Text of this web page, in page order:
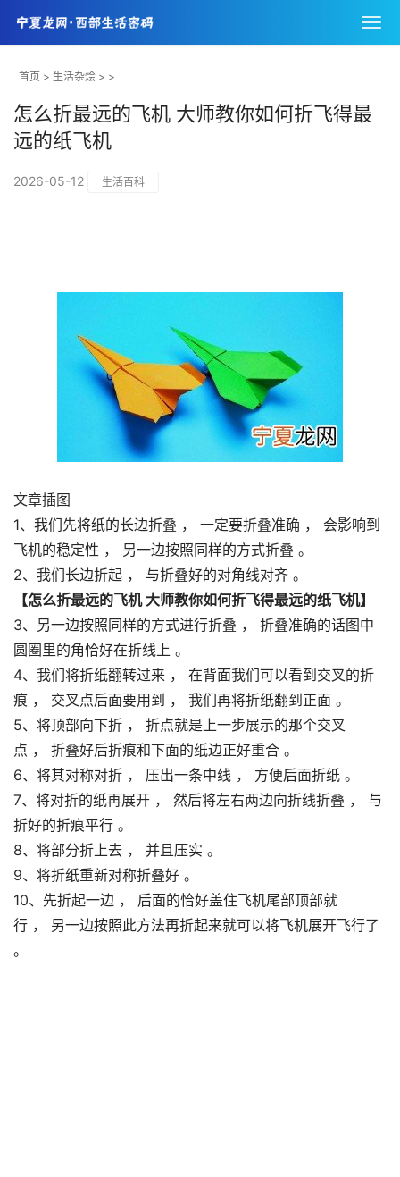
首页 > 生活杂烩 > >
怎么折最远的飞机 大师教你如何折飞得最
远的纸飞机
2026-05-12 生活百科
文章插图
1、我们先将纸的长边折叠 ， 一定要折叠准确 ， 会影响到
飞机的稳定性 ， 另一边按照同样的方式折叠 。
2、我们长边折起 ， 与折叠好的对角线对齐 。
【怎么折最远的飞机 大师教你如何折飞得最远的纸飞机】
3、另一边按照同样的方式进行折叠 ， 折叠准确的话图中
圆圈里的角恰好在折线上 。
4、我们将折纸翻转过来 ， 在背面我们可以看到交叉的折
痕 ， 交叉点后面要用到 ， 我们再将折纸翻到正面 。
5、将顶部向下折 ， 折点就是上一步展示的那个交叉
点 ， 折叠好后折痕和下面的纸边正好重合 。
6、将其对称对折 ， 压出一条中线 ， 方便后面折纸 。
7、将对折的纸再展开 ， 然后将左右两边向折线折叠 ， 与
折好的折痕平行 。
8、将部分折上去 ， 并且压实 。
9、将折纸重新对称折叠好 。
10、先折起一边 ， 后面的恰好盖住飞机尾部顶部就
行 ， 另一边按照此方法再折起来就可以将飞机展开飞行了
。